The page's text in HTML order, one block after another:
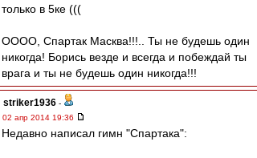
только в 5ке (((
ОООО, Спартак Масква!!!.. Ты не будешь один
никогда! Борись везде и всегда и побеждай ты
врага и ты не будешь один никогда!!!
striker1936 -
02 апр 2014 19:36
Недавно написал гимн "Спартака":